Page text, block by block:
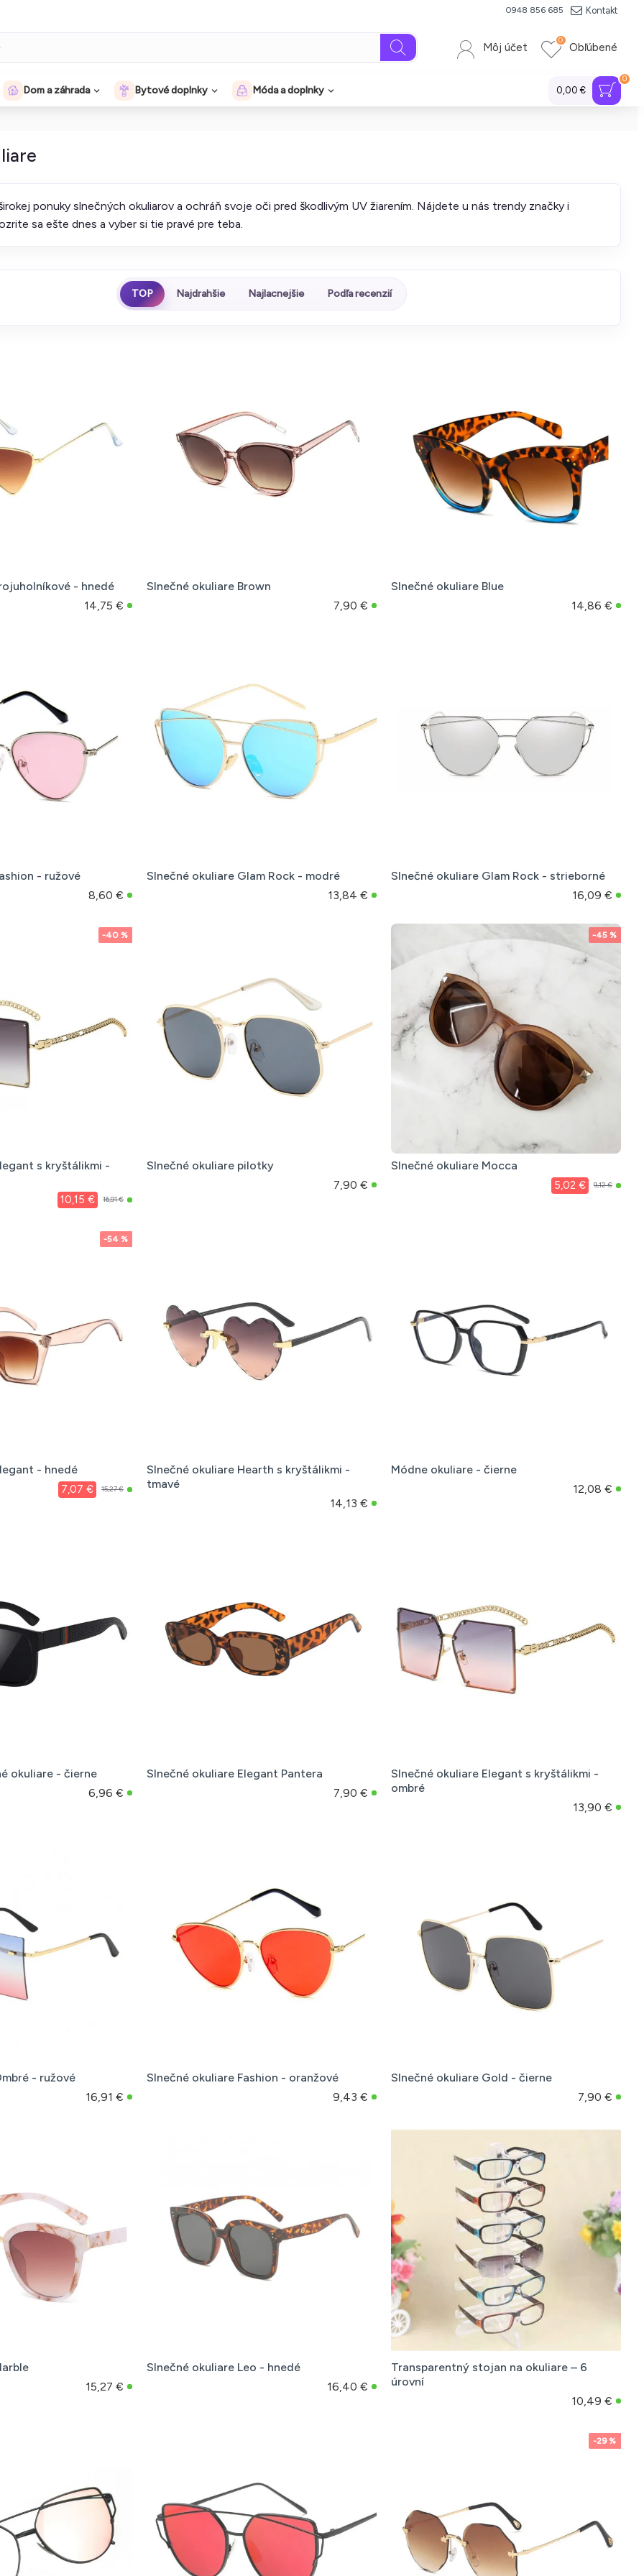
0948 856 685 Kontakt
Môj účet Obľúbené
0
Dom a záhrada Bytové doplnky Móda a doplnky 0,00 €
0
ponuky slnečných okuliarov a ochráň svoje oči pred škodlivým UV žiarením. Nájdete u nás trendy značky i
sa ešte dnes a vyber si tie pravé pre teba.
TOP Najdrahšie Najlacnejšie Podľa recenzií
- hnedé
14,75 €
Slnečné okuliare Brown
7,90 €
Slnečné okuliare Blue
14,86 €
- ružové
8,60 €
Slnečné okuliare Glam Rock - modré
13,84 €
Slnečné okuliare Glam Rock - strieborné
16,09 €
-40 %
s kryštálikmi -
10,15 € 16,91 €
Slnečné okuliare pilotky
7,90 €
-45 %
Slnečné okuliare Mocca
5,02 € 9,12 €
-54 %
- hnedé
7,07 € 15,27 €
Slnečné okuliare Hearth s kryštálikmi -
tmavé
14,13 €
Módne okuliare - čierne
12,08 €
okuliare - čierne
6,96 €
Slnečné okuliare Elegant Pantera
7,90 €
Slnečné okuliare Elegant s kryštálikmi -
ombré
13,90 €
- ružové
16,91 €
Slnečné okuliare Fashion - oranžové
9,43 €
Slnečné okuliare Gold - čierne
7,90 €
15,27 €
Slnečné okuliare Leo - hnedé
16,40 €
Transparentný stojan na okuliare – 6
úrovní
10,49 €
-29 %